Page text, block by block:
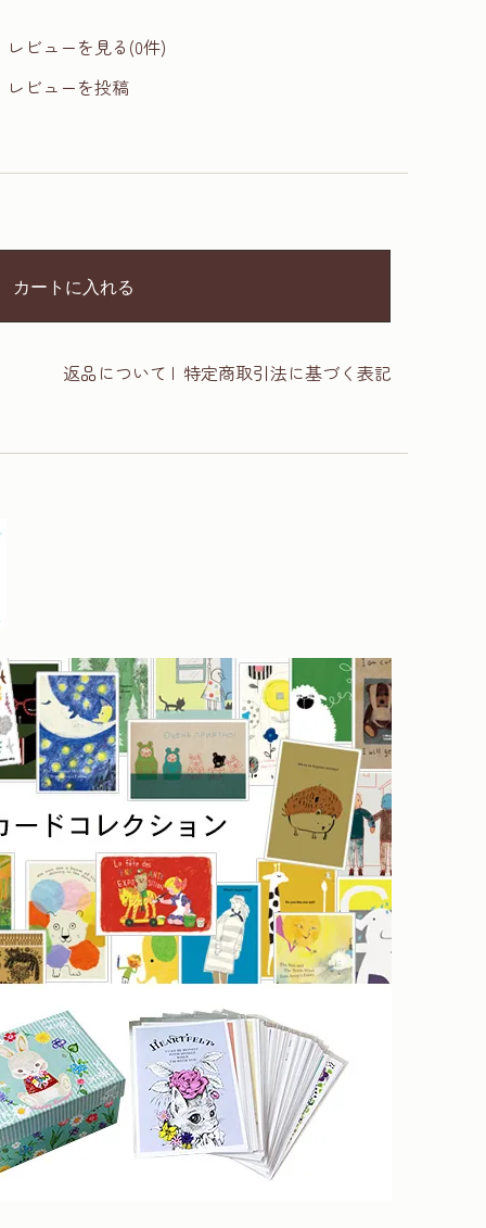
レビューを見る(0件)
レビューを投稿
カートに入れる
返品について | 特定商取引法に基づく表記